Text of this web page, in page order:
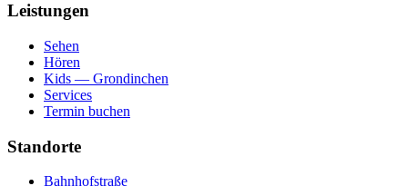
Leistungen
Sehen
Hören
Kids — Grondinchen
Services
Termin buchen
Standorte
Bahnhofstraße